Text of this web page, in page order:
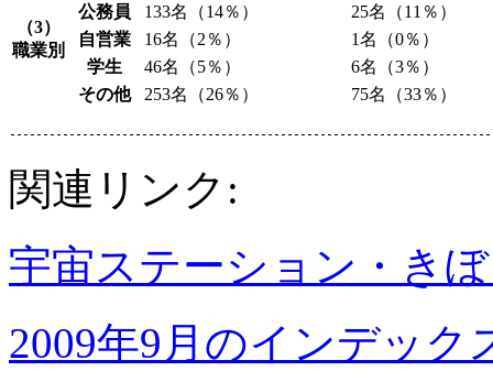
（3）
職業別
公務員
133名（14％）
25名（11％）
自営業
16名（2％）
1名（0％）
学生
46名（5％）
6名（3％）
その他
253名（26％） 75名（33％）
関連リンク:
宇宙ステーション・き
2009年9月のインデック